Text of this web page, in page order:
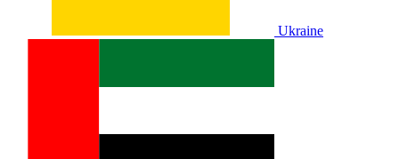
Ukraine